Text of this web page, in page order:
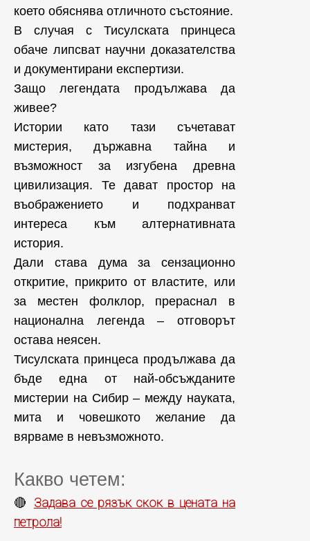
което обяснява отличното състояние.
В случая с Тисулската принцеса
обаче липсват научни доказателства
и документирани експертизи.
Защо легендата продължава да
живее?
Истории като тази съчетават
мистерия, държавна тайна и
възможност за изгубена древна
цивилизация. Те дават простор на
въображението и подхранват
интереса към алтернативната
история.
Дали става дума за сензационно
откритие, прикрито от властите, или
за местен фолклор, прераснал в
национална легенда – отговорът
остава неясен.
Тисулската принцеса продължава да
бъде една от най-обсъжданите
мистерии на Сибир – между науката,
мита и човешкото желание да
вярваме в невъзможното.
Какво четем:
🔴 Задава се рязък скок в цената на
петрола!